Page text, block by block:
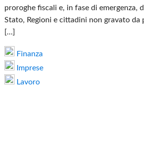
proroghe fiscali e, in fase di emergenza,
Stato, Regioni e cittadini non gravato
[…]
Finanza
Imprese
Lavoro